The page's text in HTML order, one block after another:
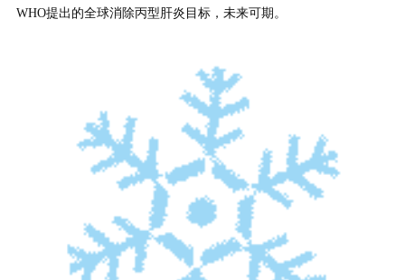
WHO提出的全球消除丙型肝炎目标，未来可期。